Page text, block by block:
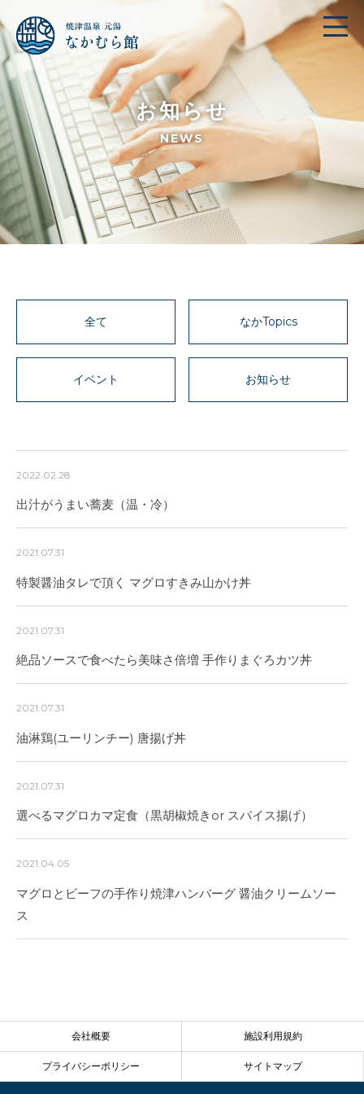
お知らせ
NEWS
全て なかTopics
イベント お知らせ
2022.02.28
出汁がうまい蕎麦（温・冷）
2021.07.31
特製醤油タレで頂く マグロすきみ山かけ丼
2021.07.31
絶品ソースで食べたら美味さ倍増 手作りまぐろカツ丼
2021.07.31
油淋鶏(ユーリンチー) 唐揚げ丼
2021.07.31
選べるマグロカマ定食（黒胡椒焼きor スパイス揚げ）
2021.04.05
マグロとビーフの手作り焼津ハンバーグ 醤油クリームソー
ス
会社概要 施設利用規約
プライバシーポリシー サイトマップ